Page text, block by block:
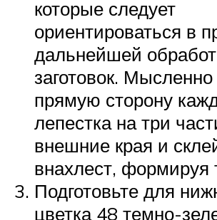
которые следует
ориентироваться в
дальнейшей
заготовок.
прямую сторону
лепестка на три
внешние края и
внахлест, формируя
Подготовьте для
цветка 48 темно-